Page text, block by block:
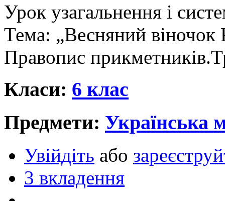
Урок узагальнення і
Тема: „Весняний віночок
Правопис
Класи: 6 клас
Предмети: Українська
Увійдіть або
3 вкладення